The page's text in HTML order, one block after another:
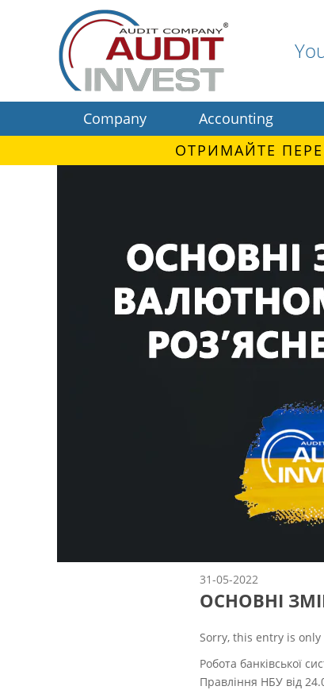
Company
Accounting
ОТРИМАЙТЕ
31-05-2022
ОСНОВНІ
Sorry, this entry is
Робота банківської
Правління НБУ від